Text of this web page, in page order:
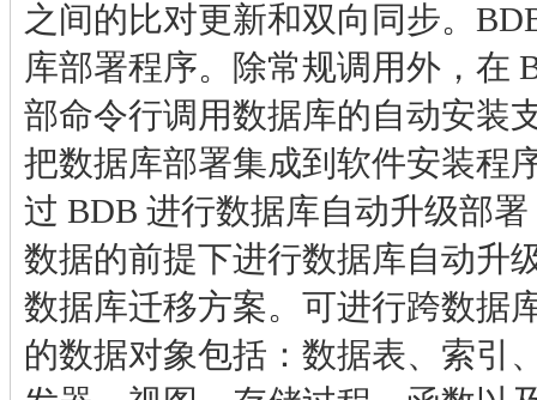
之间的比对更新和双向同步。
库部署程序。除常规调用外，在
部命令行调用数据库的自动安装
把数据库部署集成到软件安装程
过 BDB 进行数据库自动升级部
数据的前提下进行数据库自动升
数据库迁移方案。可进行跨数据
的数据对象包括：数据表、索引